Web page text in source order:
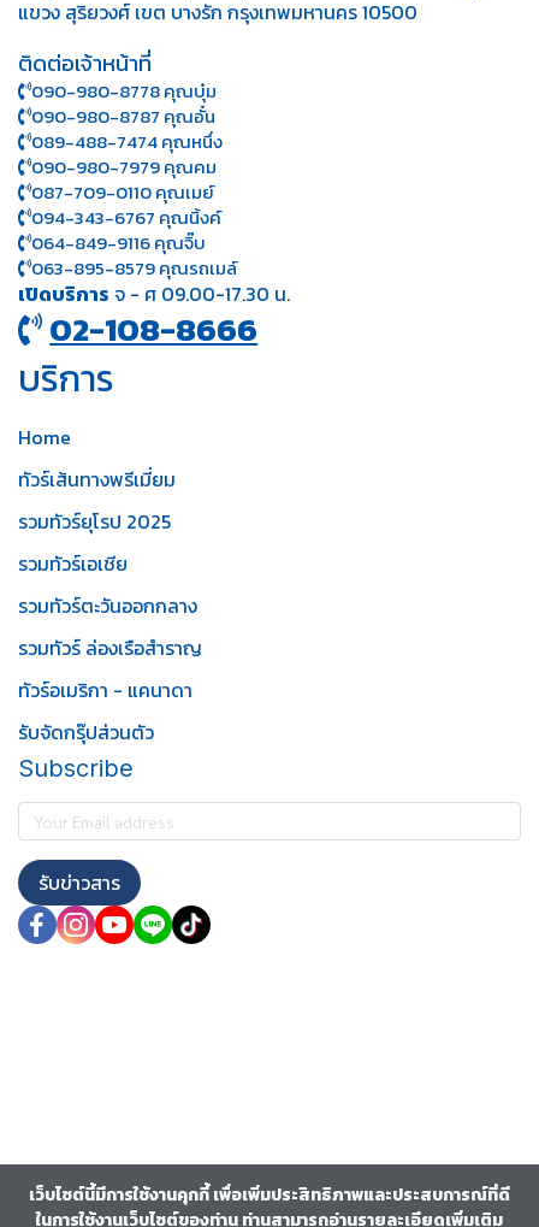
แขวง สุริยวงศ์ เขต บางรัก กรุงเทพมหานคร 10500
ติดต่อเจ้าหน้าที่
090-980-8778 คุณบุ๋ม
090-980-8787 คุณอั๋น
089-488-7474 คุณหนึ่ง
090-980-7979 คุณคม
087-709-0110 คุณเมย์
094-343-6767 คุณนิ้งค์
064-849-9116 คุณจิ๊บ
063-895-8 579คุณรถเมล์
เปิดบริการ จ - ศ 09.00-17.30 น.
02-108-8666
บริการ
Home
ทัวร์เส้นทางพรีเมี่ยม
รวมทัวร์ยุโรป 2025
รวมทัวร์เอเชีย
รวมทัวร์ตะวันออกกลาง
รวมทัวร์ ล่องเรือสำราญ
ทัวร์อเมริกา - แคนาดา
รับจัดกรุ๊ปส่วนตัว
Subscribe
รับข่าวสาร
เว็บไซต์นี้มีการใช้งานคุกกี้ เพื่อเพิ่มประสิทธิภาพและประสบการณ์ที่ดี
ในการใช้งานเว็บไซต์ของท่าน ท่านสามารถอ่านรายละเอียดเพิ่มเติม